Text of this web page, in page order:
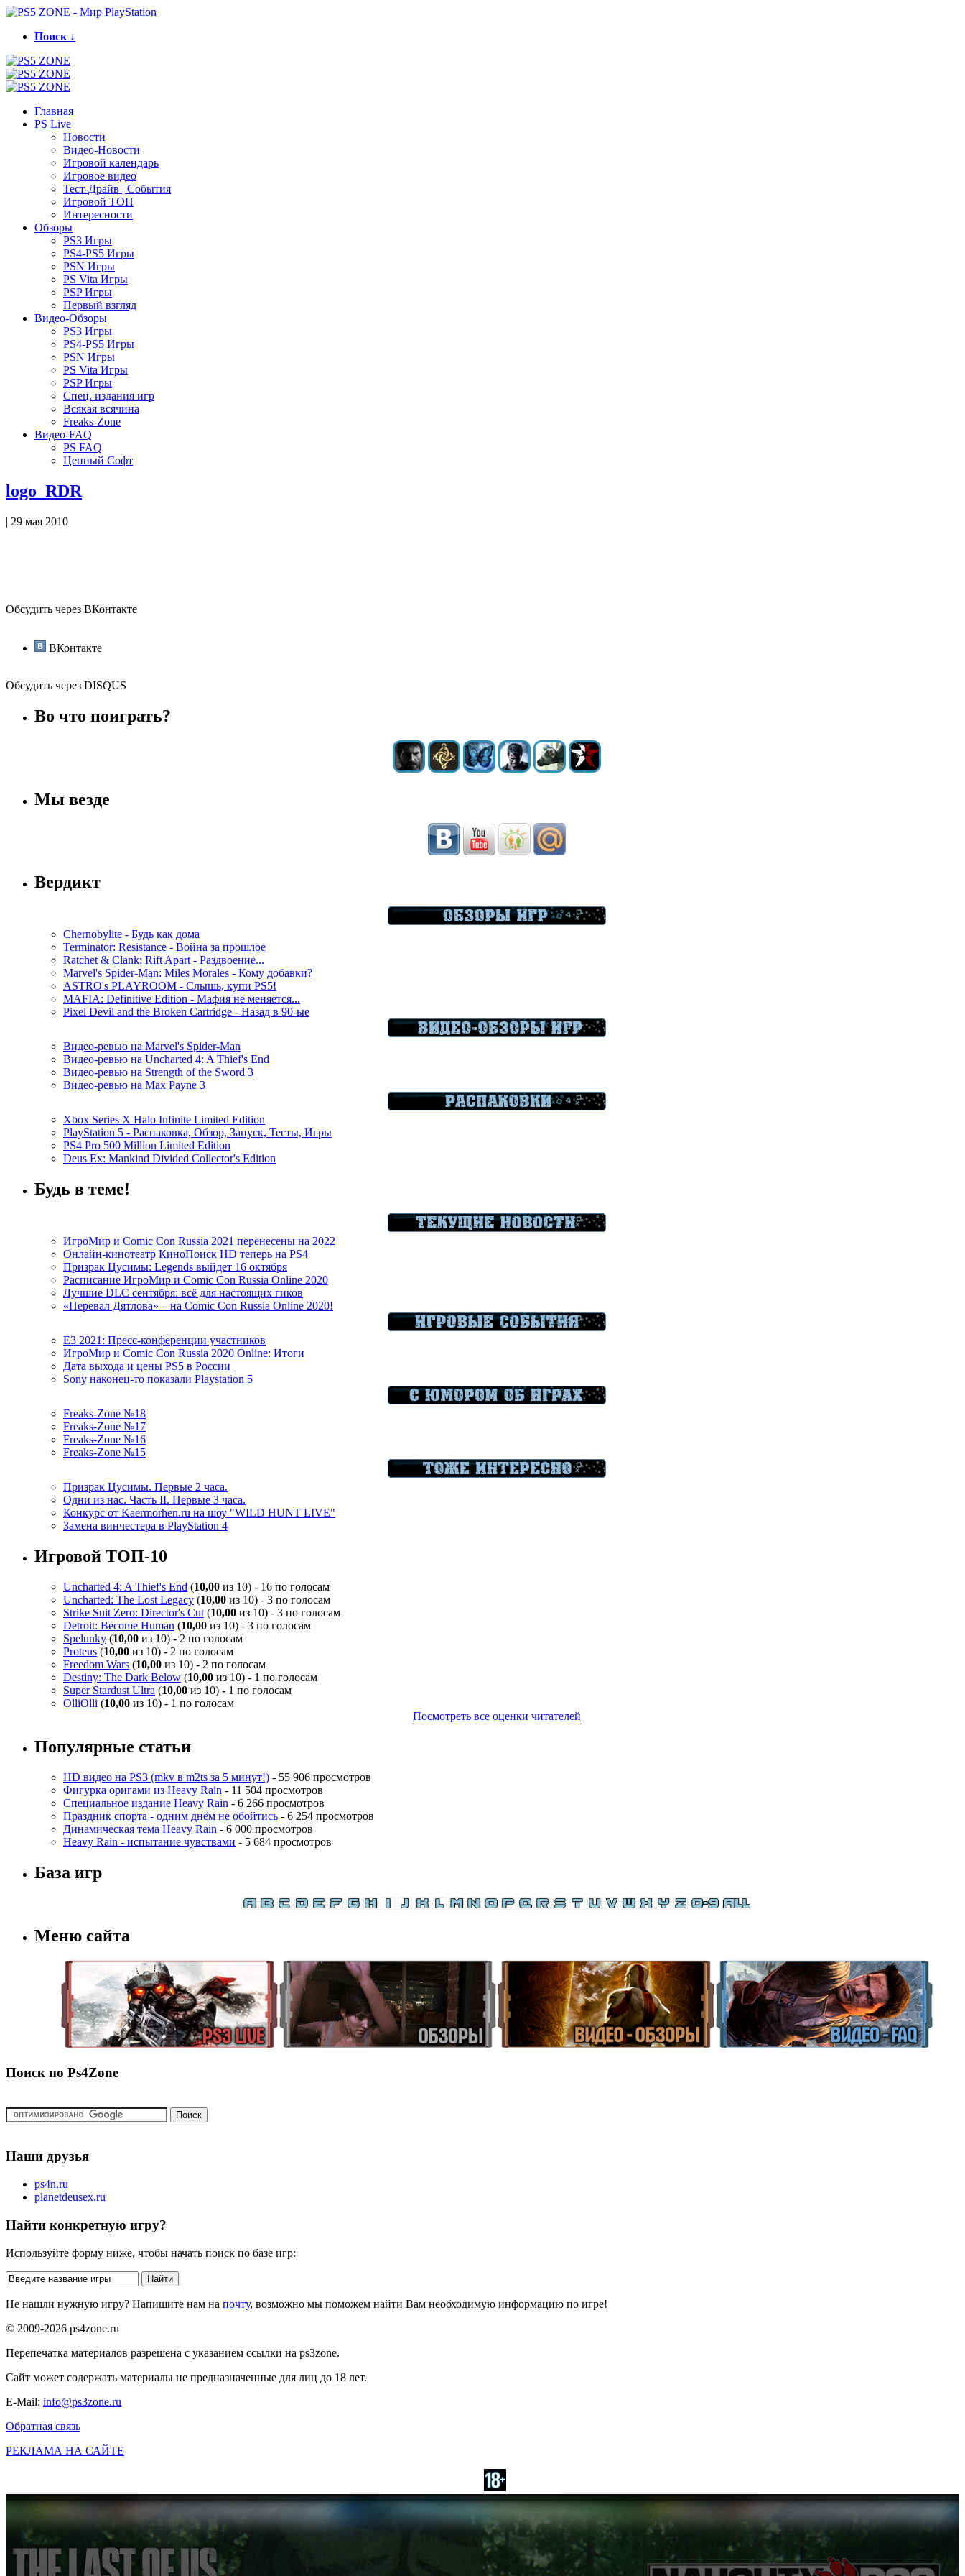
Поиск ↓
Главная
PS Live
Новости
Видео-Новости
Игровой календарь
Игровое видео
Тест-Драйв | События
Игровой ТОП
Интересности
Обзоры
PS3 Игры
PS4-PS5 Игры
PSN Игры
PS Vita Игры
PSP Игры
Первый взгляд
Видео-Обзоры
PS3 Игры
PS4-PS5 Игры
PSN Игры
PS Vita Игры
PSP Игры
Спец. издания игр
Всякая всячина
Freaks-Zone
Видео-FAQ
PS FAQ
Ценный Софт
logo_RDR
| 29 мая 2010
Обсудить через ВКонтакте
ВКонтакте
Обсудить через DISQUS
Во что поиграть?
Мы везде
Вердикт
Chernobylite - Будь как дома
Terminator: Resistance - Война за прошлое
Ratchet & Clank: Rift Apart - Раздвоение...
Marvel's Spider-Man: Miles Morales - Кому добавки?
ASTRO's PLAYROOM - Слышь, купи PS5!
MAFIA: Definitive Edition - Мафия не меняется...
Pixel Devil and the Broken Cartridge - Назад в 90-ые
Видео-ревью на Marvel's Spider-Man
Видео-ревью на Uncharted 4: A Thief's End
Видео-ревью на Strength of the Sword 3
Видео-ревью на Max Payne 3
Xbox Series X Halo Infinite Limited Edition
PlayStation 5 - Распаковка, Обзор, Запуск, Тесты, Игры
PS4 Pro 500 Million Limited Edition
Deus Ex: Mankind Divided Collector's Edition
Будь в теме!
ИгроМир и Comic Con Russia 2021 перенесены на 2022
Онлайн-кинотеатр КиноПоиск HD теперь на PS4
Призрак Цусимы: Legends выйдет 16 октября
Расписание ИгроМир и Comic Con Russia Online 2020
Лучшие DLC сентября: всё для настоящих гиков
«Перевал Дятлова» – на Comic Con Russia Online 2020!
E3 2021: Пресс-конференции участников
ИгроМир и Comic Con Russia 2020 Online: Итоги
Дата выхода и цены PS5 в России
Sony наконец-то показали Playstation 5
Freaks-Zone №18
Freaks-Zone №17
Freaks-Zone №16
Freaks-Zone №15
Призрак Цусимы. Первые 2 часа.
Одни из нас. Часть II. Первые 3 часа.
Конкурс от Kaermorhen.ru на шоу "WILD HUNT LIVE"
Замена винчестера в PlayStation 4
Игровой ТОП-10
Uncharted 4: A Thief's End (10,00 из 10) - 16 по голосам
Uncharted: The Lost Legacy (10,00 из 10) - 3 по голосам
Strike Suit Zero: Director's Cut (10,00 из 10) - 3 по голосам
Detroit: Become Human (10,00 из 10) - 3 по голосам
Spelunky (10,00 из 10) - 2 по голосам
Proteus (10,00 из 10) - 2 по голосам
Freedom Wars (10,00 из 10) - 2 по голосам
Destiny: The Dark Below (10,00 из 10) - 1 по голосам
Super Stardust Ultra (10,00 из 10) - 1 по голосам
OlliOlli (10,00 из 10) - 1 по голосам
Посмотреть все оценки читателей
Популярные статьи
HD видео на PS3 (mkv в m2ts за 5 минут!) - 55 906 просмотров
Фигурка оригами из Heavy Rain - 11 504 просмотров
Специальное издание Heavy Rain - 6 266 просмотров
Праздник спорта - одним днём не обойтись - 6 254 просмотров
Динамическая тема Heavy Rain - 6 000 просмотров
Heavy Rain - испытание чувствами - 5 684 просмотров
База игр
Меню сайта
Поиск по Ps4Zone
Наши друзья
ps4n.ru
planetdeusex.ru
Найти конкретную игру?
Используйте форму ниже, чтобы начать поиск по базе игр:
Не нашли нужную игру? Напишите нам на почту, возможно мы поможем найти Вам необходимую информацию по игре!
© 2009-2026 ps4zone.ru
Перепечатка материалов разрешена с указанием ссылки на ps3zone.
Сайт может содержать материалы не предназначенные для лиц до 18 лет.
E-Mail: info@ps3zone.ru
Обратная связь
РЕКЛАМА НА САЙТЕ